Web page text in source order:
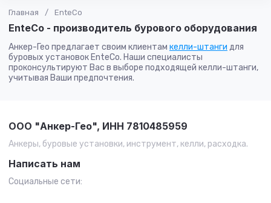
Главная / EnteCo
EnteCo - производитель бурового оборудования
Анкер-Гео предлагает своим клиентам келли-штанги для
буровых установок EnteCo. Наши специалисты
проконсультируют Вас в выборе подходящей келли-штанги,
учитывая Ваши предпочтения.
ООО "Анкер-Гео", ИНН 7810485959
Анкеры, буровые установки, инструмент, келли, расходка.
Написать нам
Социальные сети: